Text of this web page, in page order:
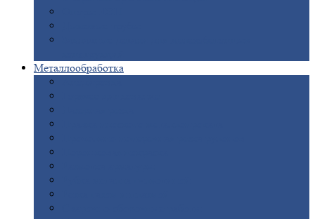
Металлообработка